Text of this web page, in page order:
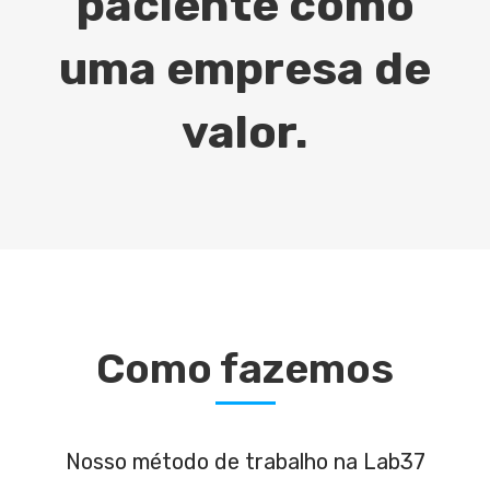
uma empresa de
valor.
Como fazemos
Nosso método de trabalho na Lab37